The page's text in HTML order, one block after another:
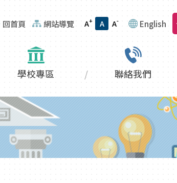
回首頁 網站導覽 A+ A A- English
學校專區 聯絡我們